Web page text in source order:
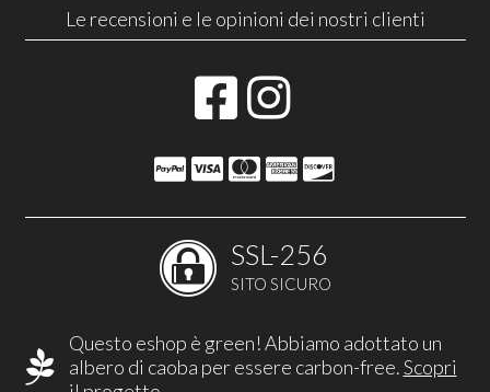
Le recensioni e le opinioni dei nostri clienti
SSL-256
SITO SICURO
Questo eshop è green! Abbiamo adottato un
albero di caoba per essere carbon-free.Scopri